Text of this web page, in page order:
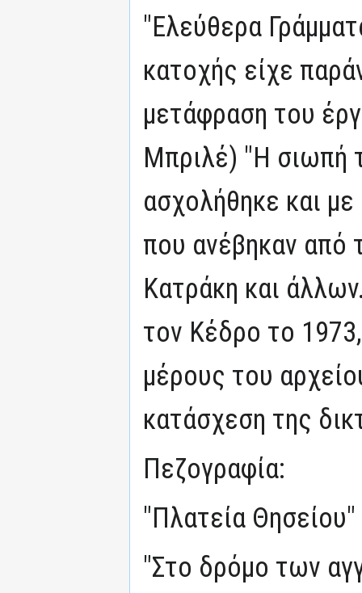
"Ελεύθερα
κατοχής είχε
μετάφραση του
Μπριλέ) "Η σιωπή
ασχολήθηκε και
που ανέβηκαν από
Κατράκη και
τον Κέδρο το
μέρους του
κατάσχεση της
Πεζογραφία:
"Πλατεία
"Στο δρόμο των